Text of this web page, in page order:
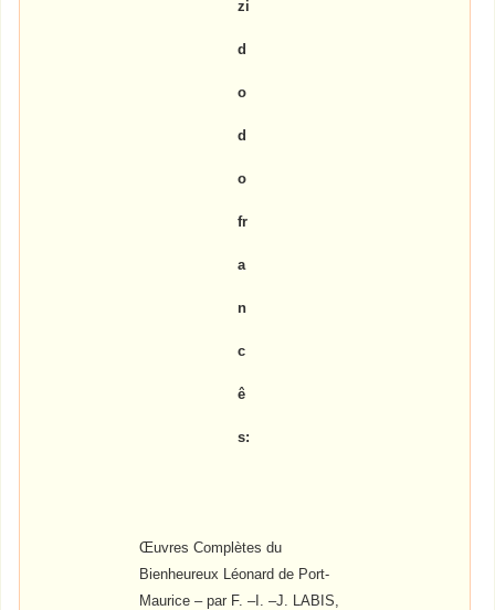
zi
d
o
d
o
fr
a
n
c
ê
s:
Œuvres Complètes du
Bienheureux Léonard de Port-
Maurice – par F. –I. –J. LABIS,